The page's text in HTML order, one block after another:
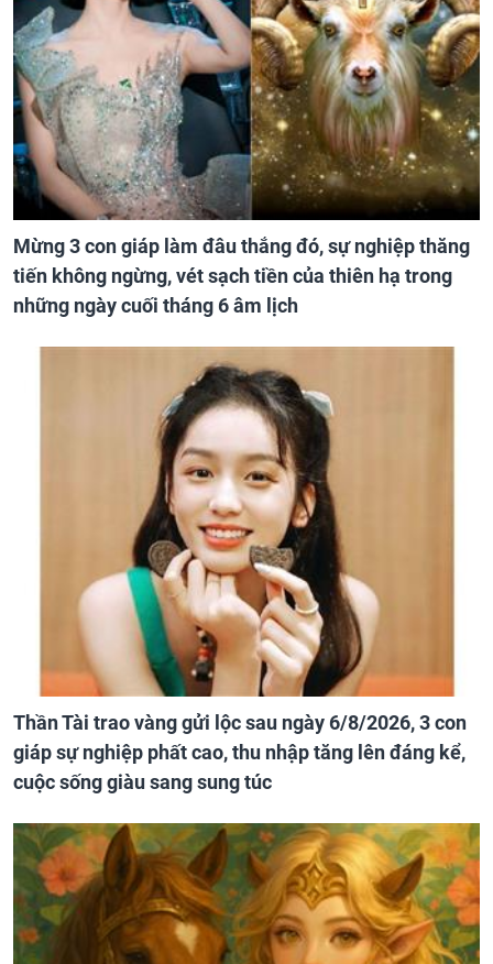
Mừng 3 con giáp làm đâu thắng đó, sự nghiệp thăng
tiến không ngừng, vét sạch tiền của thiên hạ trong
những ngày cuối tháng 6 âm lịch
Thần Tài trao vàng gửi lộc sau ngày 6/8/2026, 3 con
giáp sự nghiệp phất cao, thu nhập tăng lên đáng kể,
cuộc sống giàu sang sung túc